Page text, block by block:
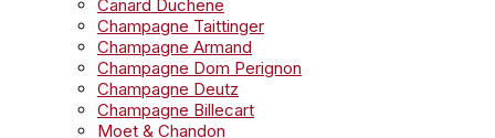
Canard Duchene
Champagne Taittinger
Champagne Armand
Champagne Dom Perignon
Champagne Deutz
Champagne Billecart
Moet & Chandon